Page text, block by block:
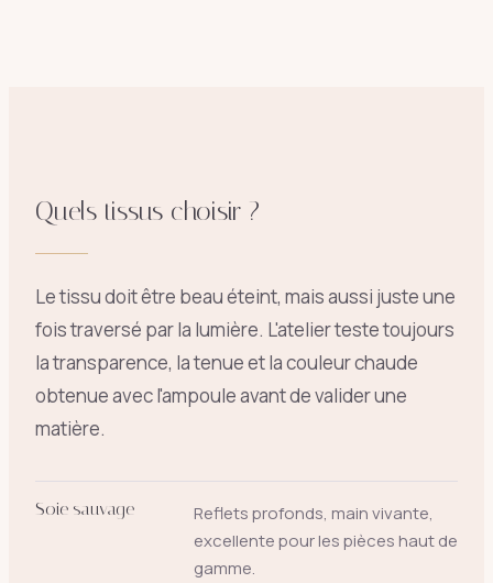
Quels tissus choisir ?
Le tissu doit être beau éteint, mais aussi juste une
fois traversé par la lumière. L'atelier teste toujours
la transparence, la tenue et la couleur chaude
obtenue avec l'ampoule avant de valider une
matière.
Soie sauvage
Reflets profonds, main vivante,
excellente pour les pièces haut de
gamme.